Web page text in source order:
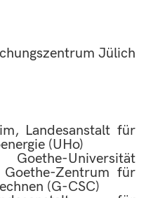
Jülich
Landesanstalt für
(UHo)
Universität
Zentrum für
(G-CSC)